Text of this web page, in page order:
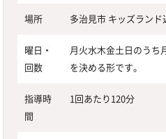
場所 多治見市 キッズランド
曜日・
回数
月火水木金土日のうち
を決める形です。
指導時
間
1回あたり120分